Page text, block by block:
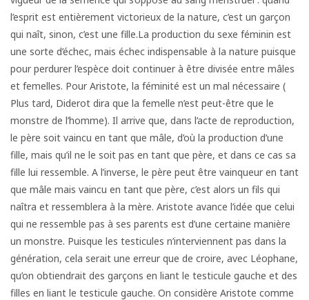
l’esprit est entièrement victorieux de la nature, c’est un garçon
qui naît, sinon, c’est une fille.La production du sexe féminin est
une sorte d’échec, mais échec indispensable à la nature puisque
pour perdurer l’espèce doit continuer à être divisée entre mâles
et femelles. Pour Aristote, la féminité est un mal nécessaire (
Plus tard, Diderot dira que la femelle n’est peut-être que le
monstre de l’homme). Il arrive que, dans l’acte de reproduction,
le père soit vaincu en tant que mâle, d’où la production d’une
fille, mais qu’il ne le soit pas en tant que père, et dans ce cas sa
fille lui ressemble. A l’inverse, le père peut être vainqueur en tant
que mâle mais vaincu en tant que père, c’est alors un fils qui
naîtra et ressemblera à la mère. Aristote avance l’idée que celui
qui ne ressemble pas à ses parents est d’une certaine manière
un monstre. Puisque les testicules n’interviennent pas dans la
génération, cela serait une erreur que de croire, avec Léophane,
qu’on obtiendrait des garçons en liant le testicule gauche et des
filles en liant le testicule gauche. On considère Aristote comme